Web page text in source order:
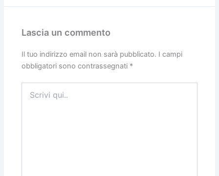
Lascia un commento
Il tuo indirizzo email non sarà pubblicato. I campi
obbligatori sono contrassegnati *
qui..